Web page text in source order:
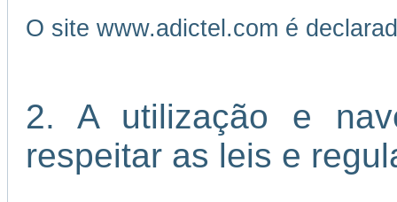
O site www.adictel.com é
2. A utilização e
respeitar as leis e